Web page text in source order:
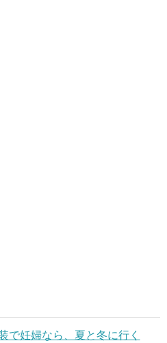
で妊婦なら、夏と冬に行く